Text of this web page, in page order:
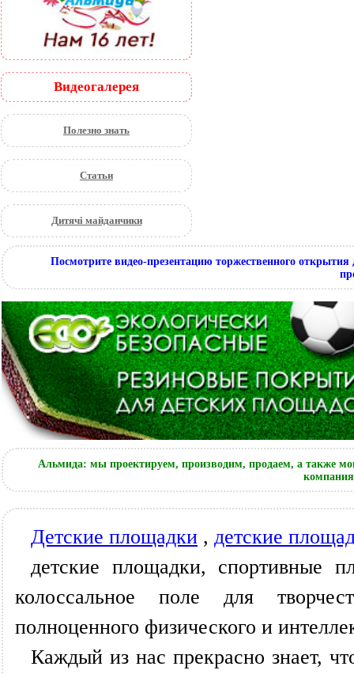
Видеогалерея
Полезно знать
Статьи
Дитячі майданчики
Посмотрите видео-презентацию торжественного
Альмида: мы проектируем, производим, продаем, а также
компания
Детские площадки , детские
детские площадки, спортивные
колоссальное поле для
полноценного физического и
Каждый из нас прекрасно знает,